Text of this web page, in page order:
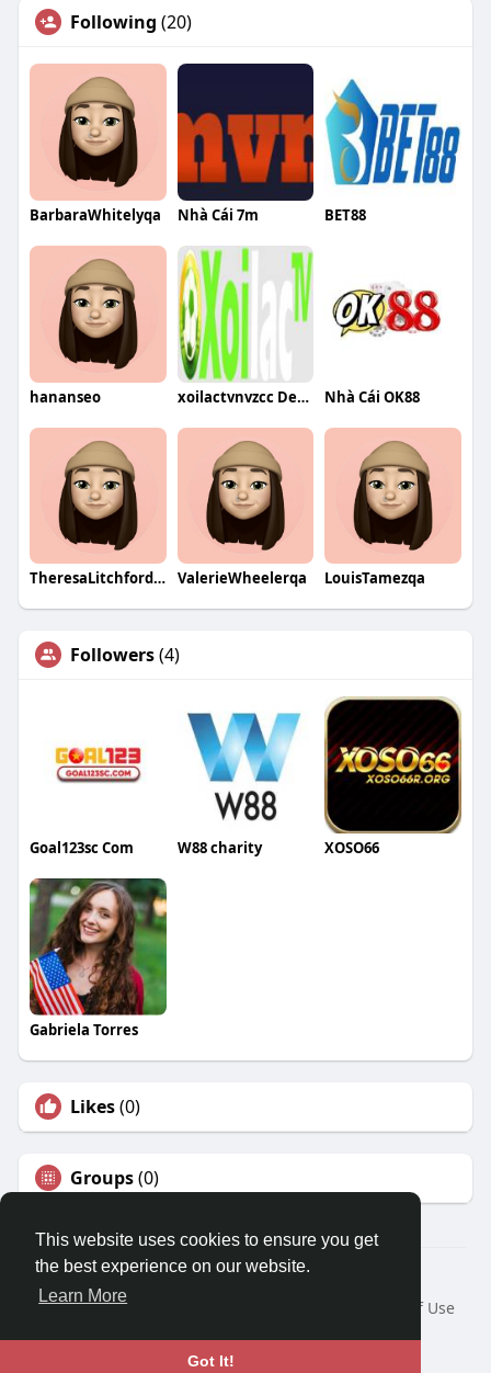
This website uses cookies to ensure you get
the best experience on our website.
Learn More
Got It!
Following (20)
BarbaraWhitelyqa Nhà Cái 7m BET88
hananseo xoilactvnvzcc Dead Website Nhà Cái OK88
TheresaLitchfordqa ValerieWheelerqa LouisTamezqa
Followers(4)
Goal123sc Com W88 charity XOSO66
Gabriela Torres
Likes(0)
Groups(0)
© 2026 Travel With Me
Home
About
Terms of Use